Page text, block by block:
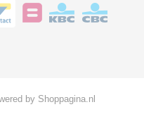
by Shoppagina.nl